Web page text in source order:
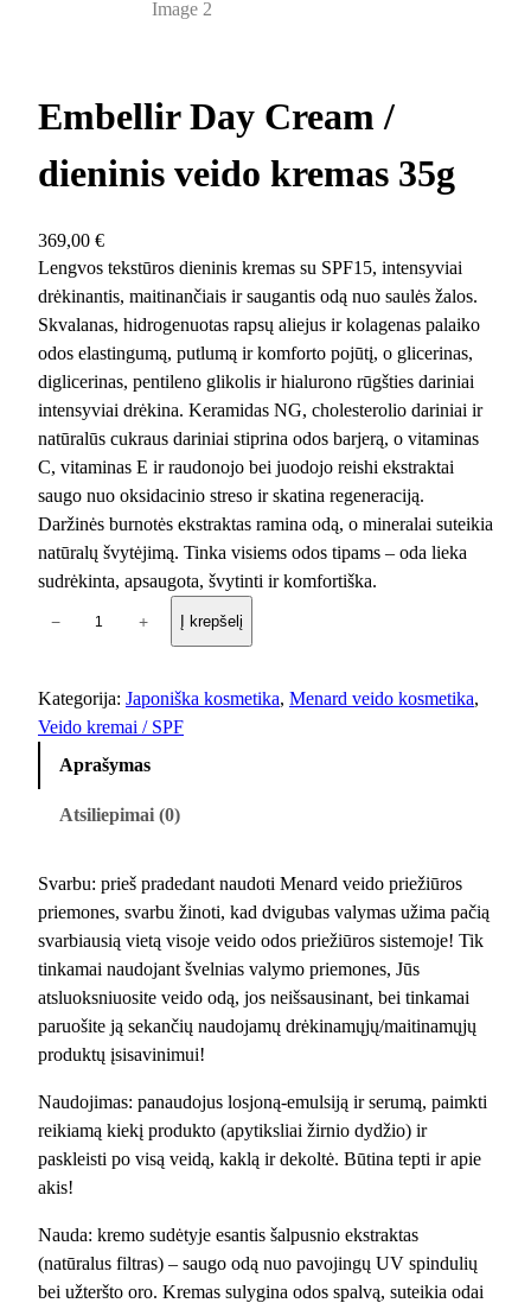
Embellir Day Cream /
dieninis veido kremas 35g
369,00 €
Lengvos tekstūros dieninis kremas su SPF15, intensyviai
drėkinantis, maitinančiais ir saugantis odą nuo saulės žalos.
Skvalanas, hidrogenuotas rapsų aliejus ir kolagenas palaiko
odos elastingumą, putlumą ir komforto pojūtį, o glicerinas,
diglicerinas, pentileno glikolis ir hialurono rūgšties dariniai
intensyviai drėkina. Keramidas NG, cholesterolio dariniai ir
natūralūs cukraus dariniai stiprina odos barjerą, o vitaminas
C, vitaminas E ir raudonojo bei juodojo reishi ekstraktai
saugo nuo oksidacinio streso ir skatina regeneraciją.
Daržinės burnotės ekstraktas ramina odą, o mineralai suteikia
natūralų švytėjimą. Tinka visiems odos tipams – oda lieka
sudrėkinta, apsaugota, švytinti ir komfortiška.
d
u
e
k
i
s
:
E
m
b
r
D
a
− + Į krepšelį
Kategorija: Japoniška kosmetika, Menard veido kosmetika
Veido kremai / SPF
Aprašymas
Atsiliepimai (0)
Svarbu: prieš pradedant naudoti Menard veido priežiūros
priemones, svarbu žinoti, kad dvigubas valymas užima pačią
svarbiausią vietą visoje veido odos priežiūros sistemoje! Tik
tinkamai naudojant švelnias valymo priemones, Jūs
atsluoksniuosite veido odą, jos neišsausinant, bei tinkamai
paruošite ją sekančių naudojamų drėkinamųjų/maitinamųjų
produktų įsisavinimui!
Naudojimas: panaudojus losjoną-emulsiją ir serumą, paimkti
reikiamą kiekį produkto (apytiksliai žirnio dydžio) ir
paskleisti po visą veidą, kaklą ir dekoltė. Būtina tepti ir apie
akis!
Nauda: kremo sudėtyje esantis šalpusnio ekstraktas
(natūralus filtras) – saugo odą nuo pavojingų UV spindulių
bei užteršto oro. Kremas sulygina odos spalvą, suteikia odai